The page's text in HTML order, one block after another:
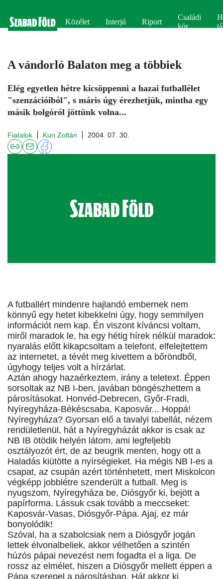
Közélet Interjú Riport
Családi
kör
A vándorló Balaton meg a többiek
Elég egyetlen hétre kicsöppenni a hazai futballélet
"szenzációiból", s máris úgy érezhetjük, mintha egy
másik bolgóról jöttünk volna...
Fiatalok Kun Zoltán 2004. 07. 30.
A futballért mindenre hajlandó embernek nem
könnyű egy hetet kibekkelni úgy, hogy semmilyen
információt nem kap. Én viszont kíváncsi voltam,
miről maradok le, ha egy hétig hírek nélkül maradok:
nyaralás előtt kikapcsoltam a telefont, elfelejtettem
az internetet, a tévét meg kivettem a bőröndből,
úgyhogy teljes volt a hírzárlat.
Aztán ahogy hazaérkeztem, irány a teletext. Éppen
sorsoltak az NB I-ben, javában böngészhettem a
párosításokat. Honvéd-Debrecen, Győr-Fradi,
Nyíregyháza-Békéscsaba, Kaposvár... Hoppá!
Nyíregyháza? Gyorsan elő a tavalyi tabellát, nézem
rendületlenül, hát a Nyíregyházát akkor is csak az
NB IB ötödik helyén látom, ami legfeljebb
osztályozót ért, de az beugrik menten, hogy ott a
Haladás kiütötte a nyírségieket. Ha mégis NB I-es a
csapat, az csupán azért történhetett, mert Miskolcon
végképp jobblétre szenderült a futball. Meg is
nyugszom, Nyíregyháza be, Diósgyőr ki, bejött a
papírforma. Lássuk csak tovább a meccseket:
Kaposvár-Vasas, Diósgyőr-Pápa. Ajaj, ez már
bonyolódik!
Szóval, ha a szabolcsiak nem a Diósgyőr jogán
lettek élvonalbeliek, akkor vélhetően a szintén
húzós pápai nevezést nem fogadta el a liga. De
rossz az elmélet, hiszen a Diósgyőr mellett éppen a
Pápa szerepel a párosításban. Hát akkor ki